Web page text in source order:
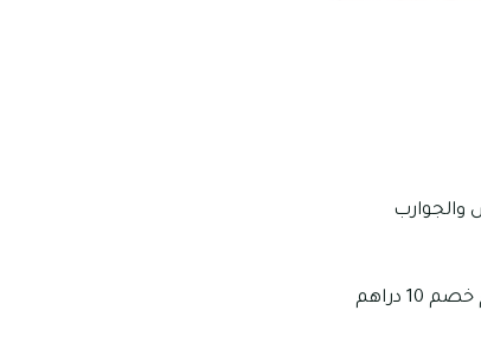
والجوارب
سعر التذاكر لهذا النشاط: يبلغ حوالي 230 درهماً إماراتياً وذلك لعدد شخصين، ويمكن أيضًا أن يتم خصم 10 دراهم